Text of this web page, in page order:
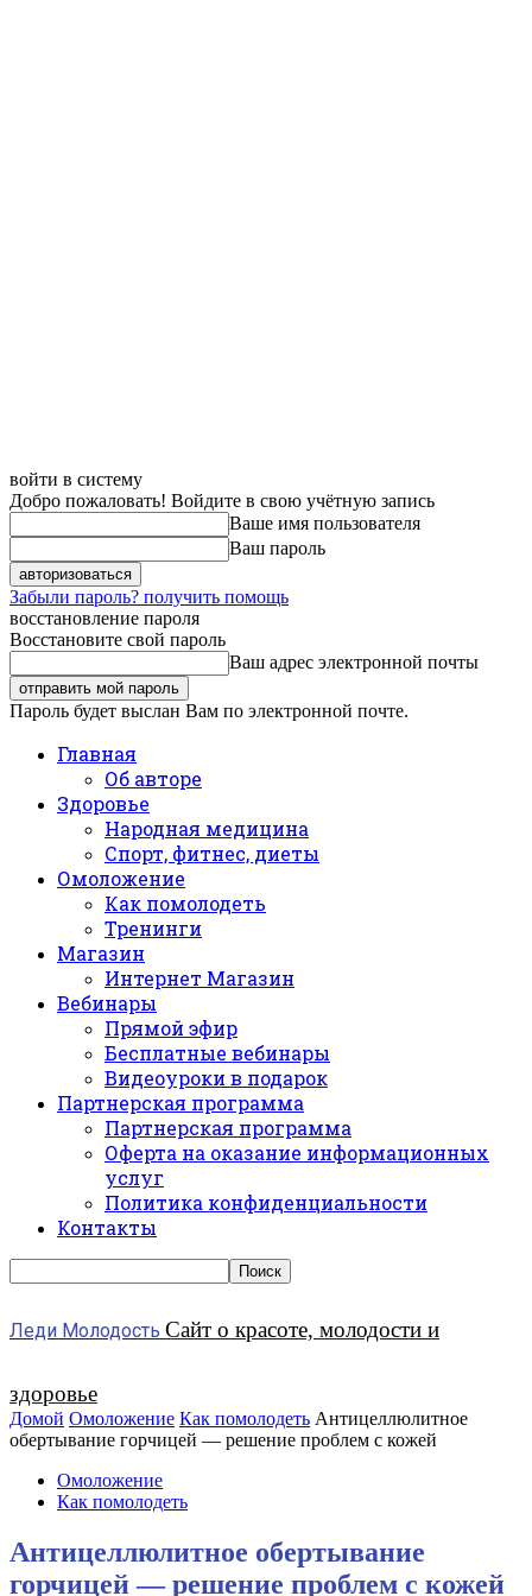
войти в систему
Добро пожаловать! Войдите в свою учётную запись
Ваше имя пользователя
Ваш пароль
Забыли пароль? получить помощь
восстановление пароля
Восстановите свой пароль
Ваш адрес электронной почты
Пароль будет выслан Вам по электронной почте.
Главная
Об авторе
Здоровье
Народная медицина
Спорт, фитнес, диеты
Омоложение
Как помолодеть
Тренинги
Магазин
Интернет Магазин
Вебинары
Прямой эфир
Бесплатные вебинары
Видеоуроки в подарок
Партнерская программа
Партнерская программа
Оферта на оказание информационных
услуг
Политика конфиденциальности
Контакты
Леди Молодость Сайт о красоте, молодости и
здоровье
Домой Омоложение Как помолодеть Антицеллюлитное
обертывание горчицей — решение проблем с кожей
Омоложение
Как помолодеть
Антицеллюлитное обертывание
горчицей — решение проблем с кожей